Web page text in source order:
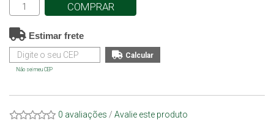
COMPRAR
Estimar frete
Não sei meu CEP
0 avaliações / Avalie este produto